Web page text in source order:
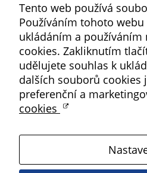
YouTube
Instagram
RSS
Kbely
Satalice
Tento web používá
Používáním tohoto
ukládáním a používáním
cookies. Zakliknutím
udělujete souhlas k
dalších souborů cookies
preferenční a
cookies